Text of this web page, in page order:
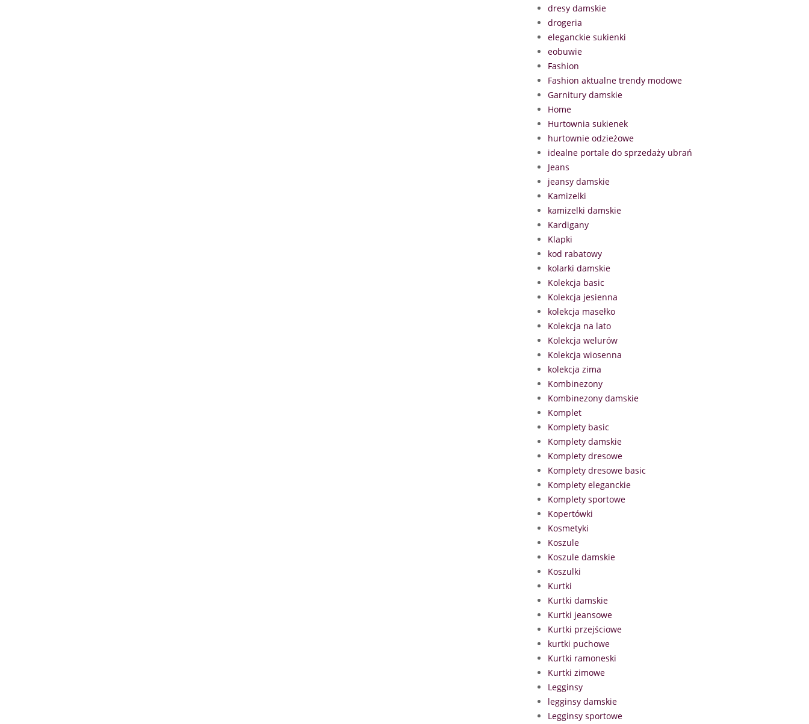
dresy damskie
drogeria
eleganckie sukienki
eobuwie
Fashion
Fashion aktualne trendy modowe
Garnitury damskie
Home
Hurtownia sukienek
hurtownie odzieżowe
idealne portale do sprzedaży ubrań
Jeans
jeansy damskie
Kamizelki
kamizelki damskie
Kardigany
Klapki
kod rabatowy
kolarki damskie
Kolekcja basic
Kolekcja jesienna
kolekcja masełko
Kolekcja na lato
Kolekcja welurów
Kolekcja wiosenna
kolekcja zima
Kombinezony
Kombinezony damskie
Komplet
Komplety basic
Komplety damskie
Komplety dresowe
Komplety dresowe basic
Komplety eleganckie
Komplety sportowe
Kopertówki
Kosmetyki
Koszule
Koszule damskie
Koszulki
Kurtki
Kurtki damskie
Kurtki jeansowe
Kurtki przejściowe
kurtki puchowe
Kurtki ramoneski
Kurtki zimowe
Legginsy
legginsy damskie
Legginsy sportowe